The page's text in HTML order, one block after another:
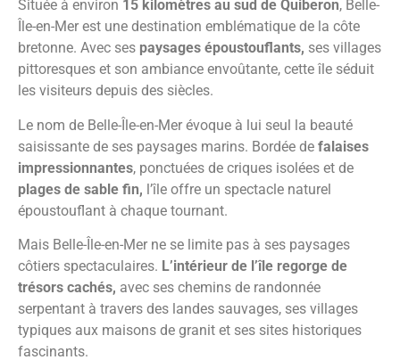
Située à environ 15 kilomètres au sud de Quiberon, Belle-
Île-en-Mer est une destination emblématique de la côte
bretonne. Avec ses paysages époustouflants, ses villages
pittoresques et son ambiance envoûtante, cette île séduit
les visiteurs depuis des siècles.
Le nom de Belle-Île-en-Mer évoque à lui seul la beauté
saisissante de ses paysages marins. Bordée de falaises
impressionnantes, ponctuées de criques isolées et de
plages de sable fin, l’île offre un spectacle naturel
époustouflant à chaque tournant.
Mais Belle-Île-en-Mer ne se limite pas à ses paysages
côtiers spectaculaires. L’intérieur de l’île regorge de
trésors cachés, avec ses chemins de randonnée
serpentant à travers des landes sauvages, ses villages
typiques aux maisons de granit et ses sites historiques
fascinants.